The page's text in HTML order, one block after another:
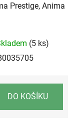
Prestige, Anima
(5 ks)
DO KOŠÍKU